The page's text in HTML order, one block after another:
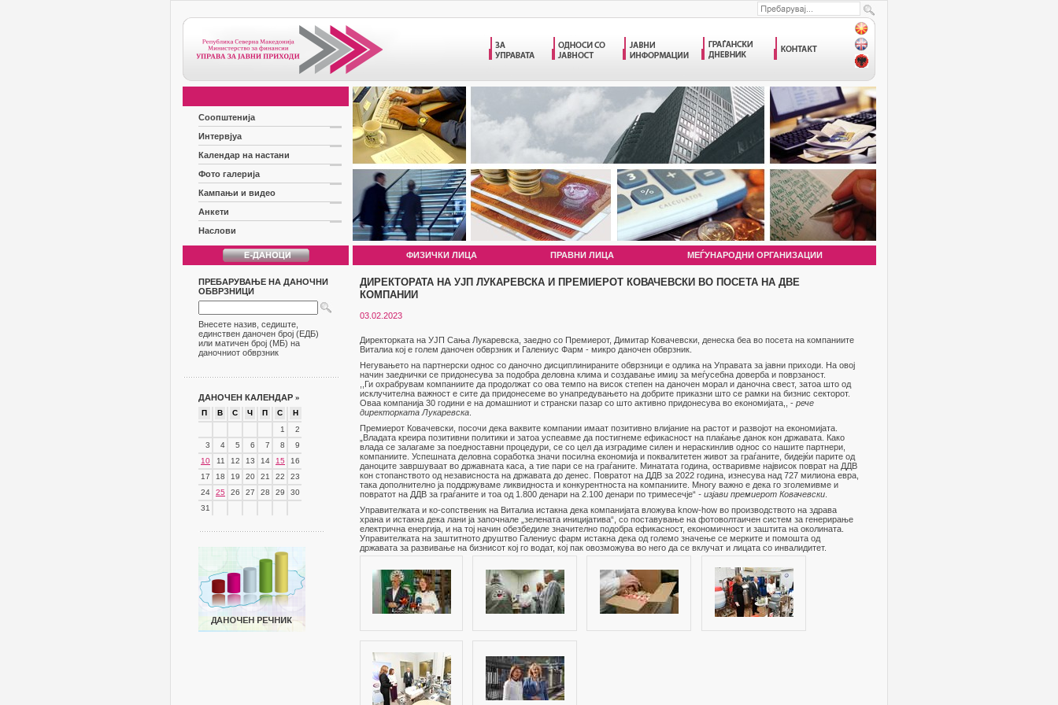
Соопштенија
Интервјуа
Календар на настани
Фото галерија
Кампањи и видео
Анкети
Наслови
ФИЗИЧКИ ЛИЦА ПРАВНИ ЛИЦА МЕЃУНАРОДНИ ОРГАНИЗАЦИИ
ПРЕБАРУВАЊЕ НА ДАНОЧНИ
ОБВРЗНИЦИ
Внесете назив, седиште,
единствен даночен број (ЕДБ)
или матичен број (МБ) на
даночниот обврзник
ДАНОЧЕН КАЛЕНДАР »
П В С Ч П С
Н
1
2
3
4 5 6 7 8
9
10
11 12 13 14 15
16
17
18 19 20 21 22
23
24
25 26 27 28 29
30
31
ДИРЕКТОРАТА НА УЈП ЛУКАРЕВСКА И ПРЕМИЕРОТ КОВАЧЕВСКИ ВО ПОСЕТА НА ДВЕ
КОМПАНИИ
03.02.2023
Директорката на УЈП Сања Лукаревска, заедно со Премиерот, Димитар Ковачевски, денеска беа во посета на компаниите
Виталиа кој е голем даночен обврзник и Галениус Фарм - микро даночен обврзник.
Негувањето на партнерски однос со даночно дисциплинираните обврзници е одлика на Управата за јавни приходи. На овој
начин заеднички се придонесува за подобра деловна клима и создавање имиџ за меѓусебна доверба и поврзаност.
,,Ги охрабрувам компаниите да продолжат со ова темпо на висок степен на даночен морал и даночна свест, затоа што од
исклучителна важност е сите да придонесеме во унапредувањето на добрите приказни што се рамки на бизнис секторот.
Оваа компанија 30 години е на домашниот и странски пазар со што активно придонесува во економијата,, - рече
директорката Лукаревска
Премиерот Ковачевски, посочи дека ваквите компании имаат позитивно влијание на растот и развојот на економијата.
„Владата креира позитивни политики и затоа успеавме да постигнеме ефикасност на плаќање данок кон државата. Како
влада се залагаме за поедноставни процедури, се со цел да изградиме силен и нераскинлив однос со нашите партнери,
компаниите. Успешната деловна соработка значи посилна економија и поквалитетен живот за граѓаните, бидејќи парите од
даноците завршуваат во државната каса, а тие пари се на граѓаните. Минатата година, остваривме највисок поврат на ДДВ
кон стопанството од независноста на државата до денес. Повратот на ДДВ за 2022 година, изнесува над 727 милиона евра,
така дополнително ја поддржуваме ликвидноста и конкурентноста на компаниите. Многу важно е дека го зголемивме и
повратот на ДДВ за граѓаните и тоа од 1.800 денари на 2.100 денари по тримесечје“ - изјави премиерот Ковачевски
Управителката и ко-сопственик на Виталиа истакна дека компанијата вложува know-how во производството на здрава
храна и истакна дека лани ја започнале „зелената иницијатива“, со поставување на фотоволтаичен систем за генерирање
електрична енергија, и на тој начин обезбедиле значително подобра ефикасност, економичност и заштита на околината.
Управителката на заштитното друштво Галениус фарм истакна дека од големо значење се мерките и помошта од
државата за развивање на бизнисот кој го водат, кој пак овозможува во него да се вклучат и лицата со инвалидитет.